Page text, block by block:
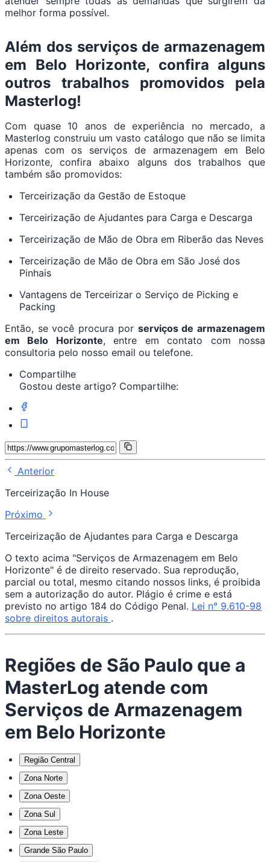
melhor forma possível.
Além dos serviços de armazenagem
em Belo Horizonte, confira alguns
outros trabalhos promovidos pela
Masterlog!
Com quase 10 anos de experiência no mercado, a
Masterlog construiu um vasto catálogo que não se limita
apenas com os serviços de armazenagem em Belo
Horizonte, confira abaixo alguns dos trabalhos que
também são promovidos:
Terceirização da Gestão de Estoque
Terceirização de Ajudantes para Carga e Descarga
Terceirização de Mão de Obra em Riberão das Neves
Terceirização de Mão de Obra em São José dos
Pinhais
Vantagens de Terceirizar o Serviço de Picking e
Packing
Então, se você procura por serviços de armazenagem
em Belo Horizonte, entre em contato com nossa
consultoria pelo nosso email ou telefone.
Compartilhe
Gostou deste artigo? Compartilhe:
Anterior
Terceirização In House
Próximo
Terceirização de Ajudantes para Carga e Descarga
O texto acima "Serviços de Armazenagem em Belo
Horizonte" é de direito reservado. Sua reprodução,
parcial ou total, mesmo citando nossos links, é proibida
sem a autorização do autor. Plágio é crime e está
previsto no artigo 184 do Código Penal. Lei n° 9.610-98
sobre direitos autorais .
Regiões de São Paulo que a
MasterLog atende com
Serviços de Armazenagem
em Belo Horizonte
Região Central
Zona Norte
Zona Oeste
Zona Sul
Zona Leste
Grande São Paulo